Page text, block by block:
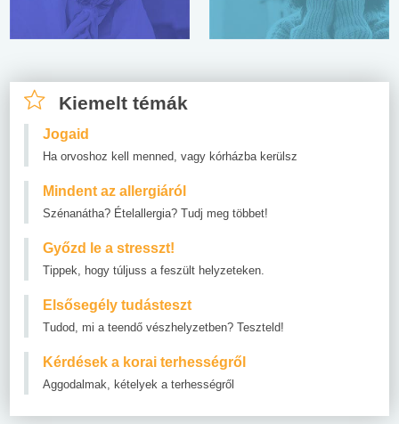
Kiemelt témák
Jogaid
Ha orvoshoz kell menned, vagy kórházba kerülsz
Mindent az allergiáról
Szénanátha? Ételallergia? Tudj meg többet!
Győzd le a stresszt!
Tippek, hogy túljuss a feszült helyzeteken.
Elsősegély tudásteszt
Tudod, mi a teendő vészhelyzetben? Teszteld!
Kérdések a korai terhességről
Aggodalmak, kételyek a terhességről